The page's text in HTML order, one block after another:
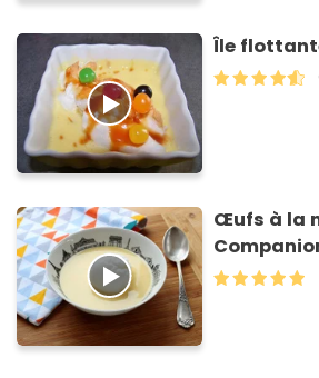
Île
Œufs à la